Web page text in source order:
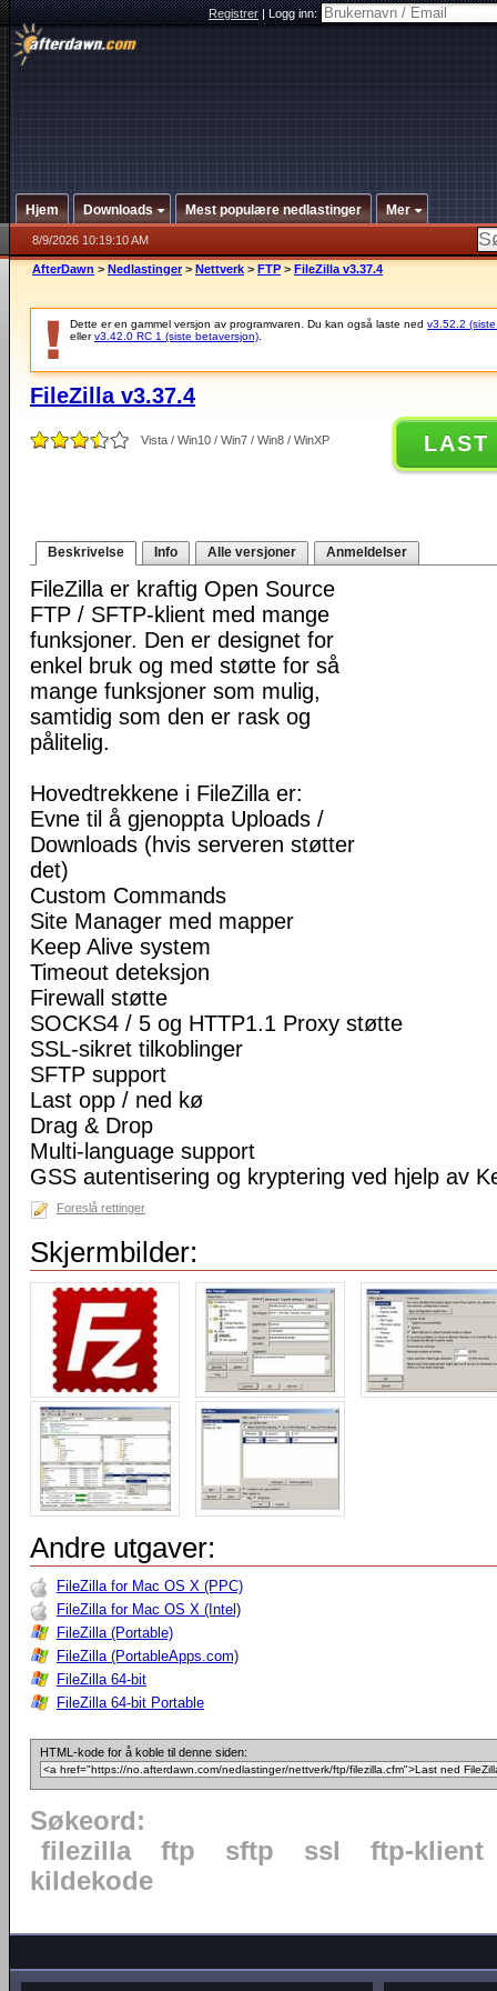
Registrer|Logg inn:
Hjem Downloads Mest populære nedlastinger Mer
8/9/2026 10:19:10 AM
AfterDawn > Nedlastinger > Nettverk > FTP > FileZilla v3.37.4
Dette er en gammel versjon av programvaren. Du kan også laste ned v3.52.2
ellerv3.42.0 RC 1 (siste betaversjon)
FileZilla v3.37.4
Vista / Win10 / Win7 / Win8 / WinXP LAST
Beskrivelse Info Alle versjoner Anmeldelser
FileZilla er kraftig Open Source
FTP / SFTP-klient med mange
funksjoner. Den er designet for
enkel bruk og med støtte for så
mange funksjoner som mulig,
samtidig som den er rask og
pålitelig.
Hovedtrekkene i FileZilla er:
Evne til å gjenoppta Uploads /
Downloads (hvis serveren støtter
det)
Custom Commands
Site Manager med mapper
Keep Alive system
Timeout deteksjon
Firewall støtte
SOCKS4 / 5 og HTTP1.1 Proxy støtte
SSL-sikret tilkoblinger
SFTP support
Last opp / ned kø
Drag & Drop
Multi-language support
GSS autentisering og kryptering ved hjelp av
Foreslå rettinger
Skjermbilder:
Andre utgaver:
FileZilla for Mac OS X (PPC)
FileZilla for Mac OS X (Intel)
FileZilla (Portable)
FileZilla (PortableApps.com)
FileZilla 64-bit
FileZilla 64-bit Portable
HTML-kode for å koble til denne siden:
Søkeord:
filezilla
ftp sftp ssl
ftp-klient
kildekode